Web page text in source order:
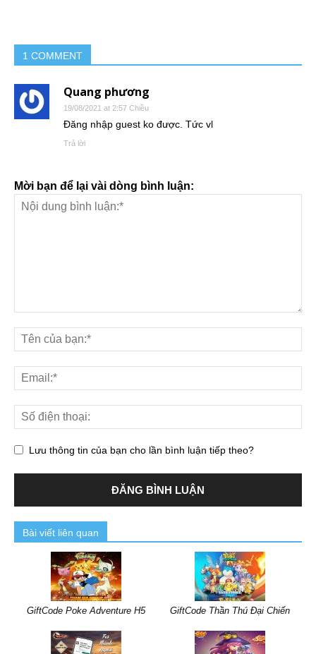
1 COMMENT
Quang phương
19/08/2021 at 2:57 Chiều
Đăng nhập guest ko được. Tức vl
Trả lời
Mời bạn để lại vài dòng bình luận:
Lưu thông tin của bạn cho lần bình luận tiếp theo?
Bài viết liên quan
GiftCode Poke Adventure H5 GiftCode Thần Thú Đại Chiến